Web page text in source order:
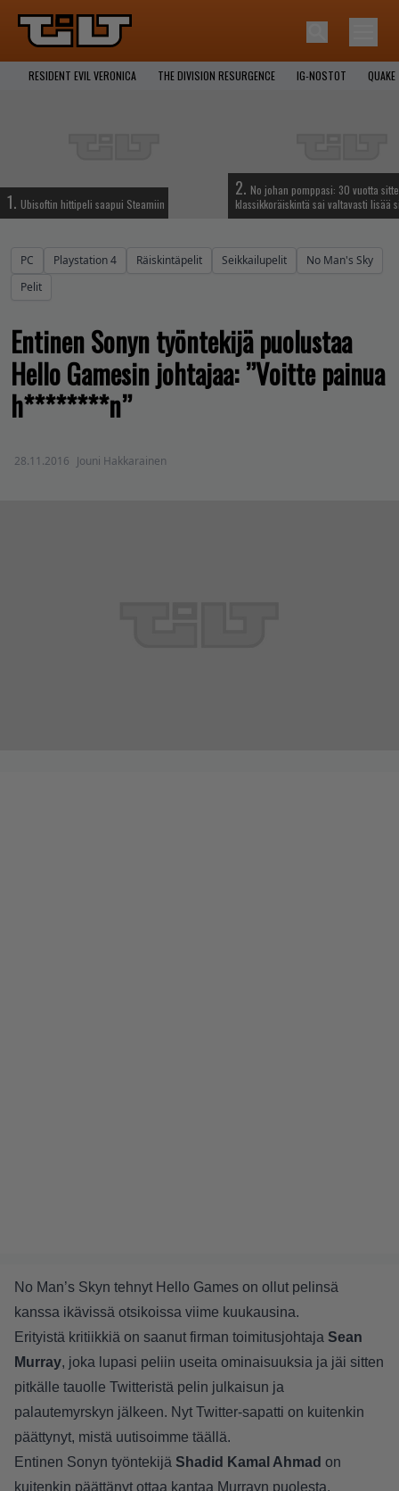
RESIDENT EVIL VERONICA THE DIVISION RESURGENCE IG-NOSTOT QUAKE
1. Ubisoftin hittipeli saapui Steamiin
2. No johan pomppasi: 30 vuotta
klassikkoräiskintä sai valtavasti lisää
PC Playstation 4 Räiskintäpelit Seikkailupelit
No Man's Sky
Pelit
Entinen Sonyn työntekijä puolustaa
Hello Gamesin johtajaa: ”Voitte painua
h********n”
28.11.2016 Jouni Hakkarainen
No Man’s Skyn tehnyt Hello Games on ollut pelinsä
kanssa ikävissä otsikoissa viime kuukausina.
Erityistä kritiikkiä on saanut firman toimitusjohtaja Sean
Murray, joka lupasi peliin useita ominaisuuksia ja jäi sitten
pitkälle tauolle Twitteristä pelin julkaisun ja
palautemyrskyn jälkeen. Nyt Twitter-sapatti on kuitenkin
päättynyt, mistä uutisoimme täällä.
Entinen Sonyn työntekijä Shadid Kamal Ahmad on
kuitenkin päättänyt ottaa kantaa Murrayn puolesta.